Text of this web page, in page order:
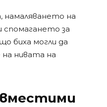
намаляването на
за
биха могли да
на нивата на